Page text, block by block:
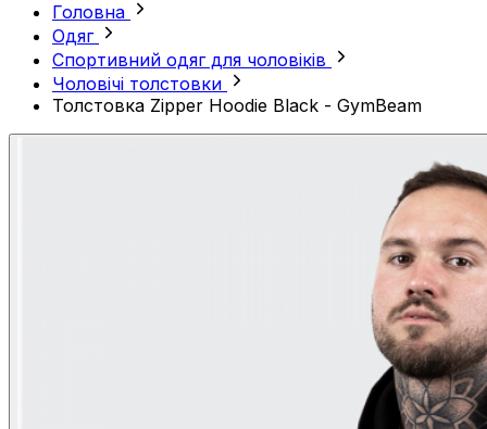
Головна
Одяг
Спортивний одяг для чоловіків
Чоловічі толстовки
Толстовка Zipper Hoodie Black - GymBeam